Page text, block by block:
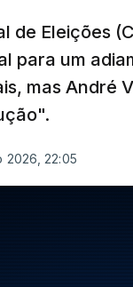
de Eleições
para um
mas André
2026, 22:05